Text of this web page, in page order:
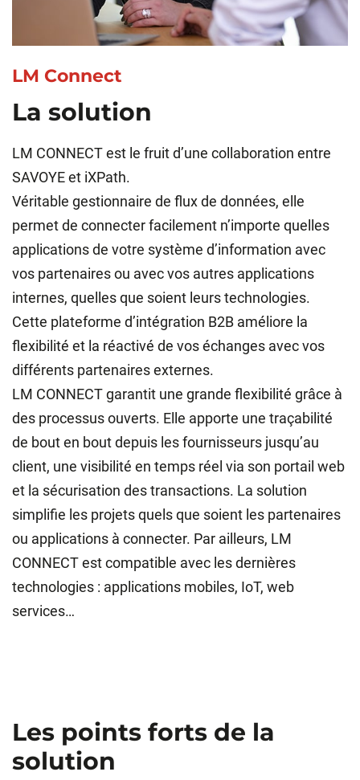
LM Connect
La solution
LM CONNECT est le fruit d’une collaboration entre
SAVOYE et iXPath.
Véritable gestionnaire de flux de données, elle
permet de connecter facilement n’importe quelles
applications de votre système d’information avec
vos partenaires ou avec vos autres applications
internes, quelles que soient leurs technologies.
Cette plateforme d’intégration B2B améliore la
flexibilité et la réactivé de vos échanges avec vos
différents partenaires externes.
LM CONNECT garantit une grande flexibilité grâce à
des processus ouverts. Elle apporte une traçabilité
de bout en bout depuis les fournisseurs jusqu’au
client, une visibilité en temps réel via son portail web
et la sécurisation des transactions. La solution
simplifie les projets quels que soient les partenaires
ou applications à connecter. Par ailleurs, LM
CONNECT est compatible avec les dernières
technologies : applications mobiles, IoT, web
services…
Les points forts de la
solution